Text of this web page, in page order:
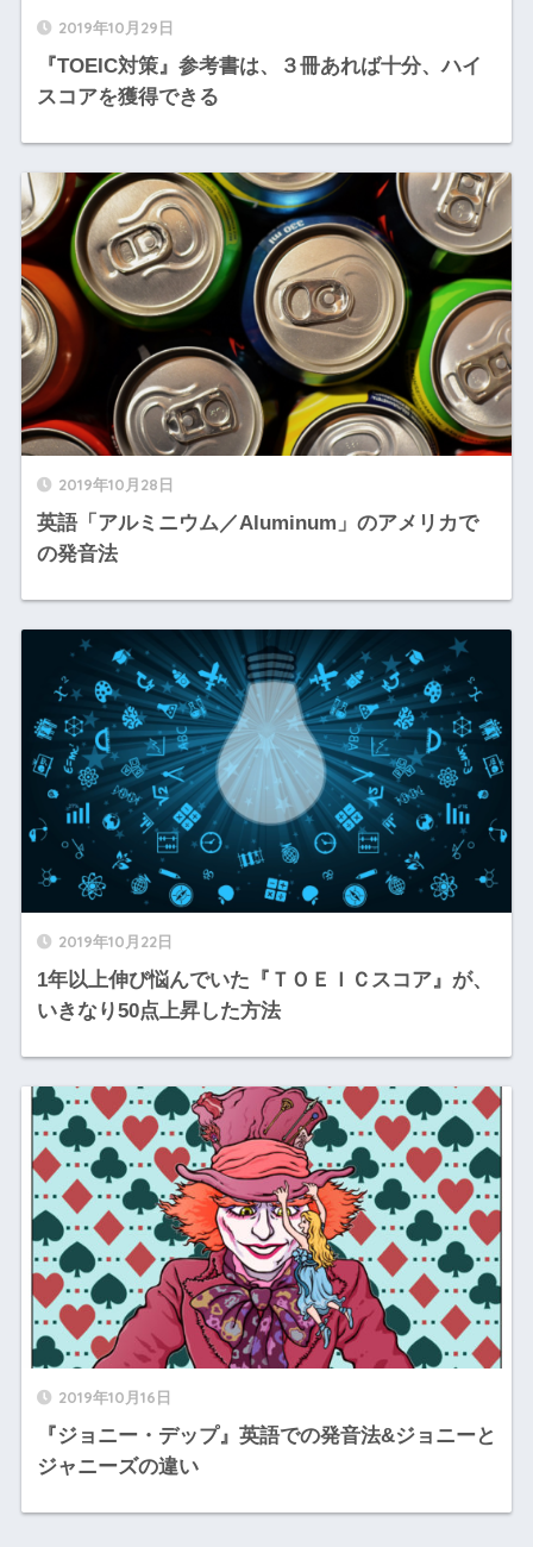
2019年10月29日
『TOEIC対策』参考書は、３冊あれば十分、ハイ
スコアを獲得できる
2019年10月28日
英語「アルミニウム／Aluminum」のアメリカで
の発音法
2019年10月22日
1年以上伸び悩んでいた『ＴＯＥＩＣスコア』が、
いきなり50点上昇した方法
2019年10月16日
『ジョニー・デップ』英語での発音法&ジョニーと
ジャニーズの違い